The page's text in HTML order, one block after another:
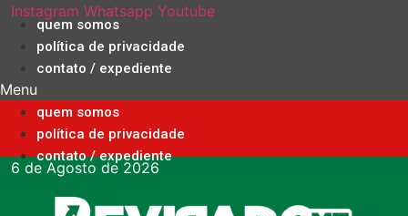
conteúdo
Instagram Whatsapp Youtube
quem somos
política de privacidade
contato / expediente
Menu
quem somos
política de privacidade
contato / expediente
6 de Agosto de 2026